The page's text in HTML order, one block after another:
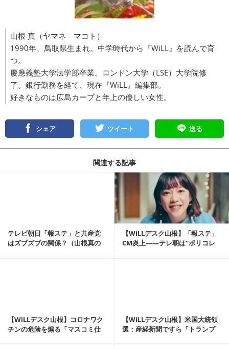
山根 真（ヤマネ マコト）
1990年、鳥取県生まれ。中学時代から『WiLL』を読んで育
つ。
慶應義塾大学法学部卒業。ロンドン大学（LSE）大学院修
了。銀行勤務を経て、現在『WiLL』編集部。
好きなものは広島カープと年上の優しい女性。
シェア ツイート 送る
関連する記事
テレビ朝日「報ステ」と共産党
はズブズブの関係？（山根真の
【WiLLデスク山根】「報ステ」
CM炎上――テレ朝は“ポリコレ
【WiLLデスク山根】コロナワク
チンの危険を煽る「マスコミ仕
【WiLLデスク山根】米国大統領
選：産経新聞ですら「トランプ